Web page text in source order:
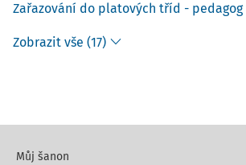
Zařazování do platových tříd - pedagog
Zobrazit vše (17)
Můj šanon